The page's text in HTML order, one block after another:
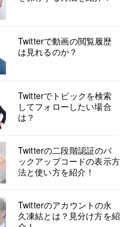
Twitterで動画の閲覧履歴
は見れるのか？
Twitterでトピックを検索
してフォローしたい場合
は？
Twitterの二段階認証のバ
ックアップコードの表示方
法と使い方を紹介！
Twitterのアカウントの永
久凍結とは？見分け方を紹